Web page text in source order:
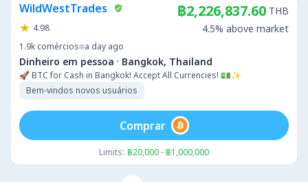
WildWestTrades
4.98
1.9k comércios a day ago
Dinheiro em pessoa · Bangkok, Thailand
🚀 BTC for Cash in Bangkok! Accept All Currencies! 💵✨
Bem-vindos novos usuários
฿2,226,837.60 THB
4.5% above market
Limits: ฿20,000 - ฿1,000,000
Comprar